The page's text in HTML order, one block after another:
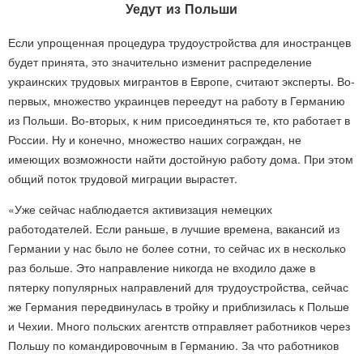
Уедут из Польши
Если упрощенная процедура трудоустройства для иностранцев
будет принята, это значительно изменит распределение
украинских трудовых мигрантов в Европе, считают эксперты. Во-
первых, множество украинцев переедут на работу в Германию
из Польши. Во-вторых, к ним присоединяться те, кто работает в
России. Ну и конечно, множество наших сограждан, не
имеющих возможности найти достойную работу дома. При этом
общий поток трудовой миграции вырастет.
«Уже сейчас наблюдается активизация немецких
работодателей. Если раньше, в лучшие времена, вакансий из
Германии у нас было не более сотни, то сейчас их в несколько
раз больше. Это направление никогда не входило даже в
пятерку популярных направлений для трудоустройства, сейчас
же Германия передвинулась в тройку и приблизилась к Польше
и Чехии. Много польских агентств отправляет работников через
Польшу по командировочным в Германию. За что работников